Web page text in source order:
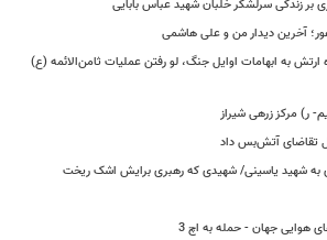
بر زندگی سرلشکر خلبان شهید عباس بابایی
هور؛ آخرین دیدار من و علی هاشمی
به ابهامات اوایل جنگ، لو رفتن عملیات ثامن‌الائمه (ع)
ر) مرکز زرهی شیراز
تقاضای آتش‌بس داد
به شهید یاسینی/ شهیدی که رهبری برایش اشک ریخت
هوایی جهان - حمله به اچ 3